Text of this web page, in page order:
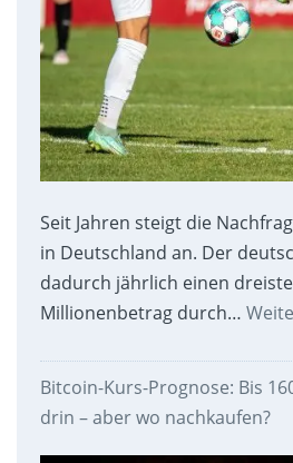
Seit Jahren steigt die
in Deutschland an. Der
dadurch jährlich einen
Millionenbetrag durch…
Bitcoin-Kurs-Prognose: Bis
drin – aber wo nachkaufen?